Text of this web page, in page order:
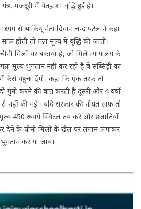
मजदूरी में वेतहाशा वृद्धि हुई है।
माध्यम से भाकियू नेता दिवान चन्द पटेल ने कहा
होती तो गन्ना मूल्य मेें वृद्धि की जाती।
मिलों पर बकाया है, जो मिले न्यायालय के
मूल्य भुगतान नहीं कर रही है वे सब्सिड़ी का
में कैसे पहुंचा देंगी। कहा कि एक तरफ तो
गुनी करने की बात करती है दूसरी ओर 4 वर्षो
नहीं की गई । यदि सरकार की नीयत साफ तो
450 रूपये क्विंटल तंय करे और प्रजातियों
देने के चीनी मिलों के खेल पर लगाम लगाकर
कराया जाय।